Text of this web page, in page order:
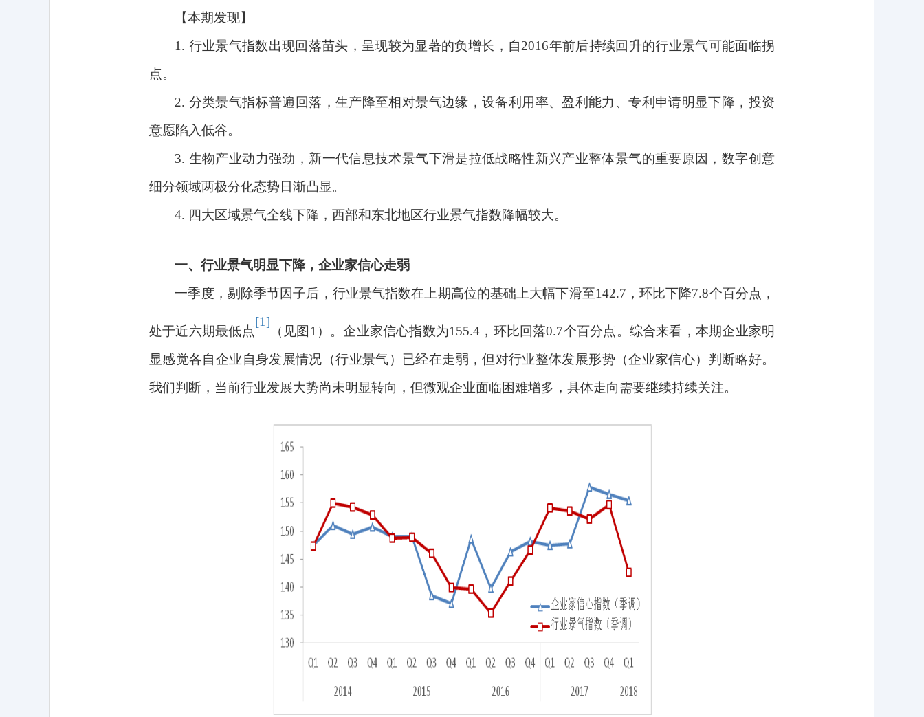
【本期发现】
1. 行业景气指数出现回落苗头，呈现较为显著的负增长，自2016年前后持续回升的行业景气可能面临拐
点。
2. 分类景气指标普遍回落，生产降至相对景气边缘，设备利用率、盈利能力、专利申请明显下降，投资
意愿陷入低谷。
3. 生物产业动力强劲，新一代信息技术景气下滑是拉低战略性新兴产业整体景气的重要原因，数字创意
细分领域两极分化态势日渐凸显。
4. 四大区域景气全线下降，西部和东北地区行业景气指数降幅较大。
一、行业景气明显下降，企业家信心走弱
一季度，剔除季节因子后，行业景气指数在上期高位的基础上大幅下滑至142.7 ，环比下降7.8个百分点，
处于近六期最低点
[1]
（见图 1）。企业家信心指数为155.4 ，环比回落0.7个百分点。综合来看，本期企业家明
显感觉各自企业自身发展情况（行业景气）已经在走弱，但对行业整体发展形势（企业家信心）判断略好。
我们判断，当前行业发展大势尚未明显转向，但微观企业面临困难增多，具体走向需要继续持续关注。